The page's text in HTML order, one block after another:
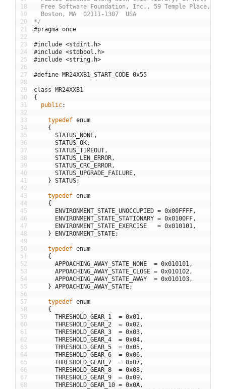
18
19
20
21
22
23
24
25
26
27
28
29
30
31
32
33
34
35
36
37
38
39
40
41
42
43
44
45
46
47
48
49
50
51
52
53
54
55
56
57
58
59
60
61
62
63
64
65
66
67
68
Free Software Foundation, Inc., 59 Temple Place,
Boston, MA  02111-1307  USA
*/
#pragma once
#include <stdint.h>
#include <stdbool.h>
#include <string.h>
#define MR24XXB1_START_CODE 0x55
class
MR24XXB1
{
public:
typedef enum
{
STATUS_NONE,
STATUS_OK,
STATUS_TIMEOUT,
STATUS_LEN_ERROR,
STATUS_CRC_ERROR,
STATUS_UPGRADE_FAILURE,
} STATUS;
typedef enum
{
ENVIRONMENT_STATE_UNOCCUPIED = 0x00FFFF,
ENVIRONMENT_STATE_STATIONARY = 0x0100FF,
ENVIRONMENT_STATE_EXERCISE
= 0x010101,
}
ENVIRONMENT_STATE;
typedef enum
{
APPOACHING_AWAY_STATE_NONE
= 0x010101,
APPOACHING_AWAY_STATE_CLOSE = 0x010102,
APPOACHING_AWAY_STATE_AWAY
= 0x010103,
} APPOACHING_AWAY_STATE;
typedef enum
{
THRESHOLD_GEAR_1
= 0x01,
THRESHOLD_GEAR_2
= 0x02,
THRESHOLD_GEAR_3
= 0x03,
THRESHOLD_GEAR_4
= 0x04,
THRESHOLD_GEAR_5
= 0x05,
THRESHOLD_GEAR_6
= 0x06,
THRESHOLD_GEAR_7
= 0x07,
THRESHOLD_GEAR_8
= 0x08,
THRESHOLD_GEAR_9
= 0x09,
THRESHOLD_GEAR_10 = 0x0A,